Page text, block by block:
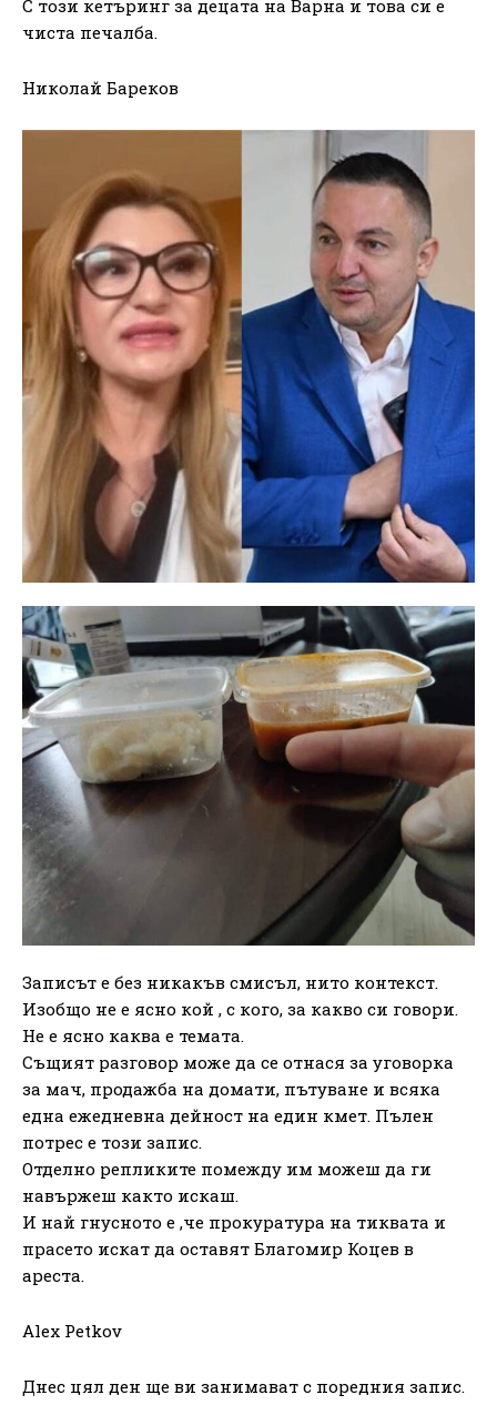
С този кетъринг за децата на Варна и това си е
чиста печалба.
Николай Бареков
Записът е без никакъв смисъл, нито контекст.
Изобщо не е ясно кой , с кого, за какво си говори.
Не е ясно каква е темата.
Същият разговор може да се отнася за уговорка
за мач, продажба на домати, пътуване и всяка
една ежедневна дейност на един кмет. Пълен
потрес е този запис.
Отделно репликите помежду им можеш да ги
навържеш както искаш.
И най гнусното е ,че прокуратура на тиквата и
прасето искат да оставят Благомир Коцев в
ареста.
Аlex Petkov
Днес цял ден ще ви занимават с поредния запис.